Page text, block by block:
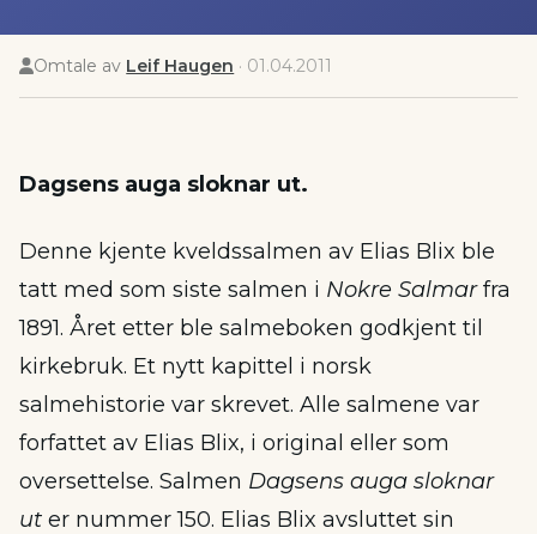
Omtale av Leif Haugen · 01.04.2011
Dagsens auga sloknar ut.
Denne kjente kveldssalmen av Elias Blix ble
tatt med som siste salmen i Nokre Salmarfra
1891. Året etter ble salmeboken godkjent til
kirkebruk. Et nytt kapittel i norsk
salmehistorie var skrevet. Alle salmene var
forfattet av Elias Blix, i original eller som
oversettelse. Salmen Dagsens auga sloknar
ut er nummer 150. Elias Blix avsluttet sin